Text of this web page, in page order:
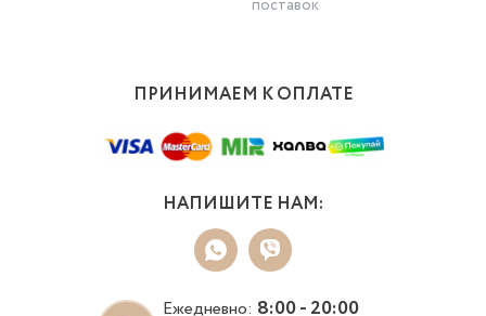
поставок
ПРИНИМАЕМ К ОПЛАТЕ
НАПИШИТЕ НАМ:
Ежедневно: 8:00 - 20:00